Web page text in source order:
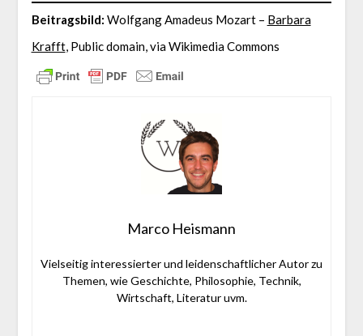
Beitragsbild: Wolfgang Amadeus Mozart – Barbara
Krafft, Public domain, via Wikimedia Commons
Marco Heismann
Vielseitig interessierter und leidenschaftlicher Autor zu
Themen, wie Geschichte, Philosophie, Technik,
Wirtschaft, Literatur uvm.